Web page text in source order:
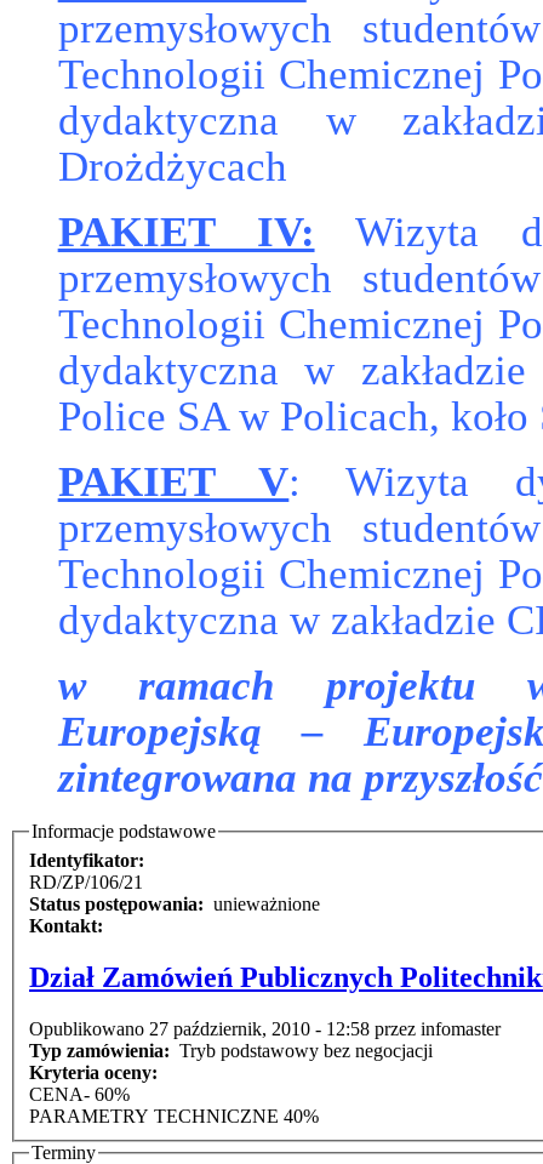
przemysłowych
Technologii Chemicznej
dydaktyczna w
Drożdżycach
PAKIET IV: Wizyta
przemysłowych
Technologii Chemicznej
dydaktyczna w
Police SA w Policach, koło
PAKIET V: Wizyta
przemysłowych
Technologii Chemicznej
dydaktyczna w zakładzie
w ramach projektu
Europejską –
zintegrowana na
Informacje podstawowe
Identyfikator:
RD/ZP/106/21
Status postępowania: unieważnione
Kontakt:
Dział Zamówień Publicznych
Opublikowano 27 październik, 2010 - 12:58 przez infomaster
Typ zamówienia: Tryb podstawowy bez negocjacji
Kryteria oceny:
CENA- 60%
PARAMETRY TECHNICZNE 40%
Terminy